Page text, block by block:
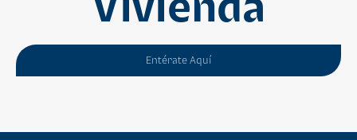
Entérate Aquí